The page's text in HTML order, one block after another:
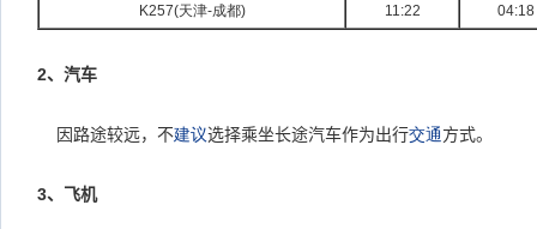
K257(天津-成都) 11:22 04:18
2、汽车
因路途较远，不建议选择乘坐长途汽车作为出行交通方式。
3、飞机